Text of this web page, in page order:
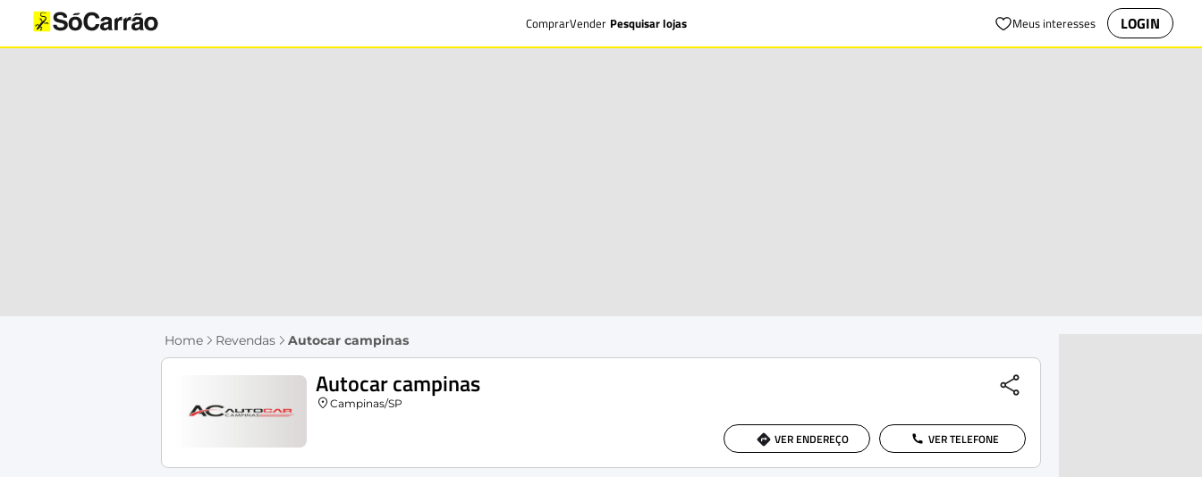
ComprarVender Pesquisar lojas Meus interesses LOGIN
Home Revendas Autocar campinas
Autocar campinas
Campinas/SP
VER ENDEREÇO VER TELEFONE